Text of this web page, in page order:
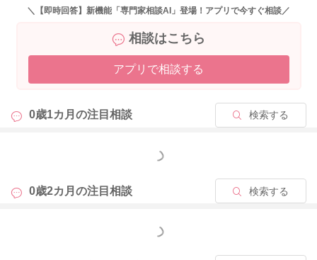
＼【即時回答】新機能「専門家相談AI」登場！アプリで今すぐ相談／
相談はこちら
アプリで相談する
0歳1カ月の注目相談 検索する
もっと見る
0歳2カ月の注目相談 検索する
もっと見る